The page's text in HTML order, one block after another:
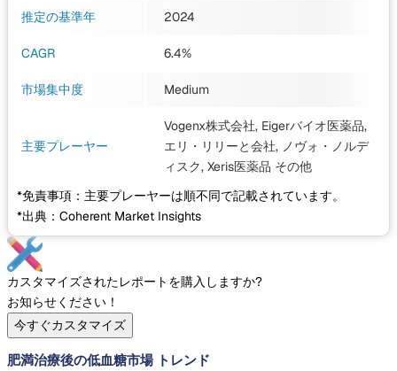
推定の基準年 2024
CAGR 6.4%
市場集中度 Medium
主要プレーヤー
Vogenx株式会社, Eigerバイオ医薬品,
エリ・リリーと会社, ノヴォ・ノルデ
ィスク, Xeris医薬品 その他
*免責事項：主要プレーヤーは順不同で記載されています。
*出典：Coherent Market Insights
カスタマイズされたレポートを購入しますか?
お知らせください！
今すぐカスタマイズ
肥満治療後の低血糖市場 トレンド